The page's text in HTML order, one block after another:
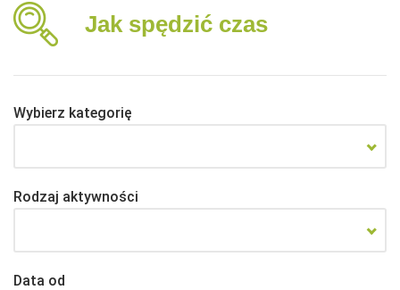
Jak spędzić czas
Wybierz kategorię
Rodzaj aktywności
Data od